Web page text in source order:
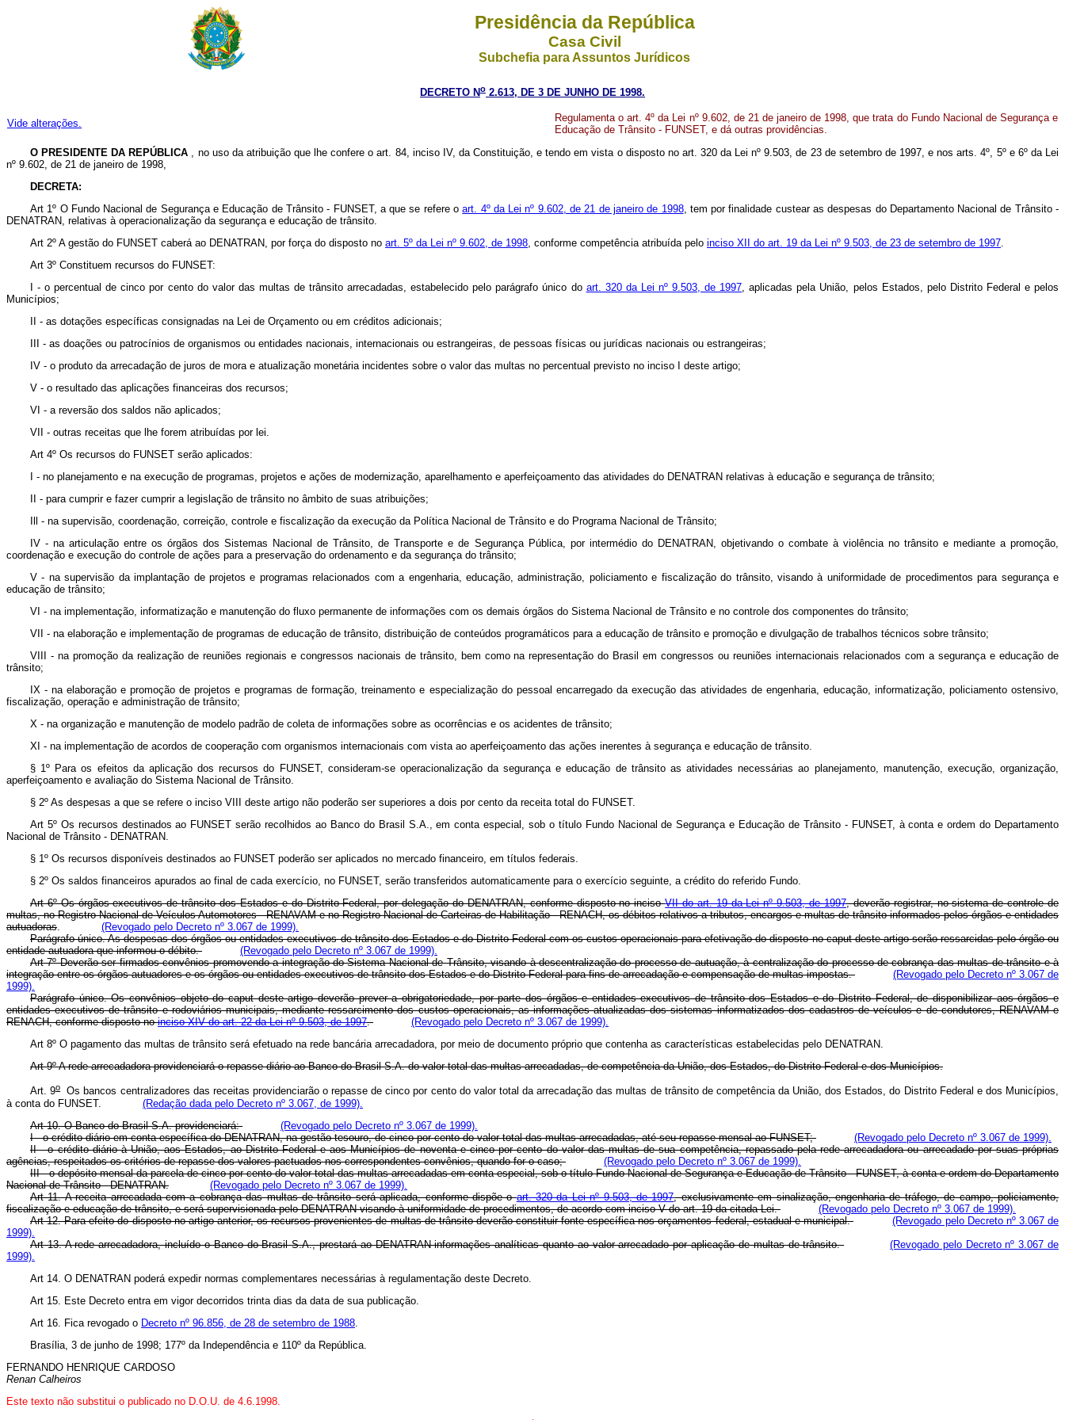
Presidência da República
Casa Civil
Subchefia para Assuntos Jurídicos
DECRETO No 2.613, DE 3 DE JUNHO DE 1998.
Vide alterações.
Regulamenta o art. 4º da Lei nº 9.602, de 21 de janeiro de 1998, que trata do Fundo Nacional de Segurança e
Educação de Trânsito - FUNSET, e dá outras providências.
O PRESIDENTE DA REPÚBLICA , no uso da atribuição que lhe confere o art. 84, inciso IV, da Constituição, e tendo em vista o disposto no art. 320 da Lei nº 9.503, de 23 de setembro de 1997, e nos arts. 4º, 5º e 6º da Lei
nº 9.602, de 21 de janeiro de 1998,
DECRETA:
Art 1º O Fundo Nacional de Segurança e Educação de Trânsito - FUNSET, a que se refere oart. 4º da Lei nº 9.602, de 21 de janeiro de 1998, tem por finalidade custear as despesas do Departamento Nacional de Trânsito -
DENATRAN, relativas à operacionalização da segurança e educação de trânsito.
Art 2º A gestão do FUNSET caberá ao DENATRAN, por força do disposto no art. 5º da Lei nº 9.602, de 1998, conforme competência atribuída pelo inciso XII do art. 19 da Lei nº 9.503, de 23 de setembro de 1997.
Art 3º Constituem recursos do FUNSET:
I - o percentual de cinco por cento do valor das multas de trânsito arrecadadas, estabelecido pelo parágrafo único do art. 320 da Lei nº 9.503, de 1997, aplicadas pela União, pelos Estados, pelo Distrito Federal e pelos
Municípios;
II - as dotações específicas consignadas na Lei de Orçamento ou em créditos adicionais;
III - as doações ou patrocínios de organismos ou entidades nacionais, internacionais ou estrangeiras, de pessoas físicas ou jurídicas nacionais ou estrangeiras;
IV - o produto da arrecadação de juros de mora e atualização monetária incidentes sobre o valor das multas no percentual previsto no inciso I deste artigo;
V - o resultado das aplicações financeiras dos recursos;
VI - a reversão dos saldos não aplicados;
VII - outras receitas que lhe forem atribuídas por lei.
Art 4º Os recursos do FUNSET serão aplicados:
I - no planejamento e na execução de programas, projetos e ações de modernização, aparelhamento e aperfeiçoamento das atividades do DENATRAN relativas à educação e segurança de trânsito;
II - para cumprir e fazer cumprir a legislação de trânsito no âmbito de suas atribuições;
Ill - na supervisão, coordenação, correição, controle e fiscalização da execução da Política Nacional de Trânsito e do Programa Nacional de Trânsito;
IV - na articulação entre os órgãos dos Sistemas Nacional de Trânsito, de Transporte e de Segurança Pública, por intermédio do DENATRAN, objetivando o combate à violência no trânsito e mediante a promoção,
coordenação e execução do controle de ações para a preservação do ordenamento e da segurança do trânsito;
V - na supervisão da implantação de projetos e programas relacionados com a engenharia, educação, administração, policiamento e fiscalização do trânsito, visando à uniformidade de procedimentos para segurança e
educação de trânsito;
VI - na implementação, informatização e manutenção do fluxo permanente de informações com os demais órgãos do Sistema Nacional de Trânsito e no controle dos componentes do trânsito;
VII - na elaboração e implementação de programas de educação de trânsito, distribuição de conteúdos programáticos para a educação de trânsito e promoção e divulgação de trabalhos técnicos sobre trânsito;
VIII - na promoção da realização de reuniões regionais e congressos nacionais de trânsito, bem como na representação do Brasil em congressos ou reuniões internacionais relacionados com a segurança e educação de
trânsito;
IX - na elaboração e promoção de projetos e programas de formação, treinamento e especialização do pessoal encarregado da execução das atividades de engenharia, educação, informatização, policiamento ostensivo,
fiscalização, operação e administração de trânsito;
X - na organização e manutenção de modelo padrão de coleta de informações sobre as ocorrências e os acidentes de trânsito;
XI - na implementação de acordos de cooperação com organismos internacionais com vista ao aperfeiçoamento das ações inerentes à segurança e educação de trânsito.
§ 1º Para os efeitos da aplicação dos recursos do FUNSET, consideram-se operacionalização da segurança e educação de trânsito as atividades necessárias ao planejamento, manutenção, execução, organização,
aperfeiçoamento e avaliação do Sistema Nacional de Trânsito.
§ 2º As despesas a que se refere o inciso VIII deste artigo não poderão ser superiores a dois por cento da receita total do FUNSET.
Art 5º Os recursos destinados ao FUNSET serão recolhidos ao Banco do Brasil S.A., em conta especial, sob o título Fundo Nacional de Segurança e Educação de Trânsito - FUNSET, à conta e ordem do Departamento
Nacional de Trânsito - DENATRAN.
§ 1º Os recursos disponíveis destinados ao FUNSET poderão ser aplicados no mercado financeiro, em títulos federais.
§ 2º Os saldos financeiros apurados ao final de cada exercício, no FUNSET, serão transferidos automaticamente para o exercício seguinte, a crédito do referido Fundo.
Art 6º Os órgãos executivos de trânsito dos Estados e do Distrito Federal, por delegação do DENATRAN, conforme disposto no incisoVII do art. 19 da Lei nº 9.503, de 1997, deverão registrar, no sistema de controle de
multas, no Registro Nacional de Veículos Automotores - RENAVAM e no Registro Nacional de Carteiras de Habilitação - RENACH, os débitos relativos a tributos, encargos e multas de trânsito informados pelos órgãos e entidades
autuadoras. (Revogado pelo Decreto nº 3.067 de 1999).
Parágrafo único. As despesas dos órgãos ou entidades executivos de trânsito dos Estados e do Distrito Federal com os custos operacionais para efetivação do disposto no caput deste artigo serão ressarcidas pelo órgão ou
entidade autuadora que informou o débito.
(Revogado pelo Decreto nº 3.067 de 1999).
Art 7º Deverão ser firmados convênios promovendo a integração do Sistema Nacional de Trânsito, visando à descentralização do processo de autuação, à centralização do processo de cobrança das multas de trânsito e à
integração entre os órgãos autuadores e os órgãos ou entidades executivos de trânsito dos Estados e do Distrito Federal para fins de arrecadação e compensação de multas impostas.
(Revogado pelo Decreto nº 3.067 de
1999).
Parágrafo único. Os convênios objeto do caput deste artigo deverão prever a obrigatoriedade, por parte dos órgãos e entidades executivos de trânsito dos Estados e do Distrito Federal, de disponibilizar aos órgãos e
entidades executivos de trânsito e rodoviários municipais, mediante ressarcimento dos custos operacionais, as informações atualizadas dos sistemas informatizados dos cadastros de veículos e de condutores, RENAVAM e
RENACH, conforme disposto noinciso XIV do art. 22 da Lei nº 9.503, de 1997.
(Revogado pelo Decreto nº 3.067 de 1999).
Art 8º O pagamento das multas de trânsito será efetuado na rede bancária arrecadadora, por meio de documento próprio que contenha as características estabelecidas pelo DENATRAN.
Art 9º A rede arrecadadora providenciará o repasse diário ao Banco do Brasil S.A. do valor total das multas arrecadadas, de competência da União, dos Estados, do Distrito Federal e dos Municípios.
Art. 9oOs bancos centralizadores das receitas providenciarão o repasse de cinco por cento do valor total da arrecadação das multas de trânsito de competência da União, dos Estados, do Distrito Federal e dos Municípios,
à conta do FUNSET. (Redação dada pelo Decreto nº 3.067, de 1999).
Art 10. O Banco do Brasil S.A. providenciará:
(Revogado pelo Decreto nº 3.067 de 1999).
I - o crédito diário em conta específica do DENATRAN, na gestão tesouro, de cinco por cento do valor total das multas arrecadadas, até seu repasse mensal ao FUNSET;
(Revogado pelo Decreto nº 3.067 de 1999).
II - o crédito diário à União, aos Estados, ao Distrito Federal e aos Municípios de noventa e cinco por cento do valor das multas de sua competência, repassado pela rede arrecadadora ou arrecadado por suas próprias
agências, respeitados os critérios de repasse dos valores pactuados nos correspondentes convênios, quando for o caso;
(Revogado pelo Decreto nº 3.067 de 1999).
III - o depósito mensal da parcela de cinco por cento do valor total das multas arrecadadas em conta especial, sob o título Fundo Nacional de Segurança e Educação de Trânsito - FUNSET, à conta e ordem do Departamento
Nacional de Trânsito - DENATRAN.
(Revogado pelo Decreto nº 3.067 de 1999).
Art 11. A receita arrecadada com a cobrança das multas de trânsito será aplicada, conforme dispõe oart. 320 da Lei nº 9.503, de 1997, exclusivamente em sinalização, engenharia de tráfego, de campo, policiamento,
fiscalização e educação de trânsito, e será supervisionada pelo DENATRAN visando à uniformidade de procedimentos, de acordo com inciso V do art. 19 da citada Lei.
(Revogado pelo Decreto nº 3.067 de 1999).
Art 12. Para efeito do disposto no artigo anterior, os recursos provenientes de multas de trânsito deverão constituir fonte específica nos orçamentos federal, estadual e municipal.
(Revogado pelo Decreto nº 3.067 de
1999).
Art 13. A rede arrecadadora, incluído o Banco do Brasil S.A., prestará ao DENATRAN informações analíticas quanto ao valor arrecadado por aplicação de multas de trânsito.
(Revogado pelo Decreto nº 3.067 de
1999).
Art 14. O DENATRAN poderá expedir normas complementares necessárias à regulamentação deste Decreto.
Art 15. Este Decreto entra em vigor decorridos trinta dias da data de sua publicação.
Art 16. Fica revogado o Decreto nº 96.856, de 28 de setembro de 1988
Brasília, 3 de junho de 1998; 177º da Independência e 110º da República.
FERNANDO HENRIQUE CARDOSO
Renan Calheiros
Este texto não substitui o publicado no D.O.U. de 4.6.1998.